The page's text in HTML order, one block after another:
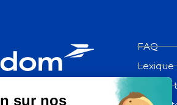
FAQ
Lexique